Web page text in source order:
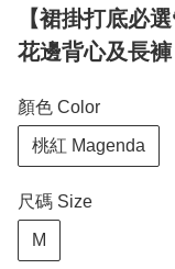
【裙掛打底必
花邊背心及長褲
顏色 Color
桃紅 Magenda
尺碼 Size
M